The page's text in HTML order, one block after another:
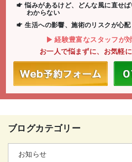
悩みがあるけど、どんな風に直せ
わからない
生活への影響、施術のリスクが心配
経験豊富なスタッフが
お一人で悩まずに、お気軽
ブログカテゴリー
お知らせ